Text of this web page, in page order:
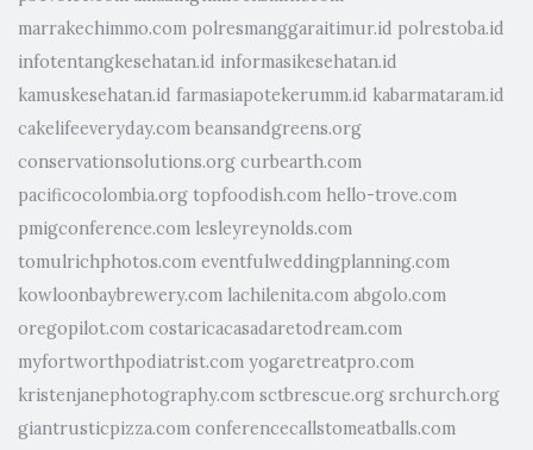
marrakechimmo.com polresmanggaraitimur.id polrestoba.id
infotentangkesehatan.id informasikesehatan.id
kamuskesehatan.id farmasiapotekerumm.id kabarmataram.id
cakelifeeveryday.com beansandgreens.org
conservationsolutions.org curbearth.com
pacificocolombia.org topfoodish.com hello-trove.com
pmigconference.com lesleyreynolds.com
tomulrichphotos.com eventfulweddingplanning.com
kowloonbaybrewery.com lachilenita.com abgolo.com
oregopilot.com costaricacasadaretodream.com
myfortworthpodiatrist.com yogaretreatpro.com
kristenjanephotography.com sctbrescue.org srchurch.org
giantrusticpizza.com conferencecallstomeatballs.com